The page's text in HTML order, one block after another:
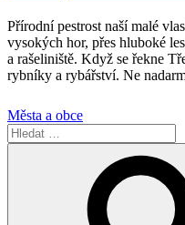
Přírodní pestrost naší malé
vysokých hor, přes hluboké
a rašeliniště. Když se řekne
rybníky a rybářství. Ne
Města a obce
Hledat: